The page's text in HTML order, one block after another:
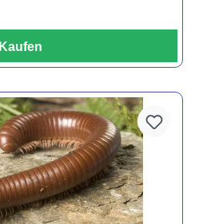
Kaufen